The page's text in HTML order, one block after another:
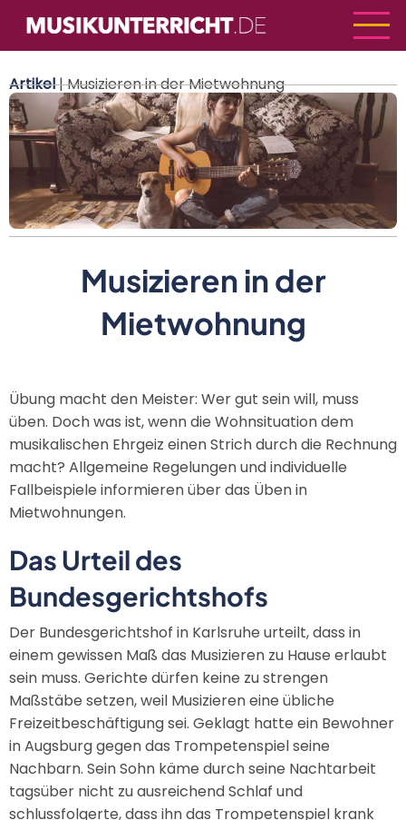
zum
Inhalt
Artikel| Musizieren in der Mietwohnung
Musizieren in der
Mietwohnung
Übung macht den Meister: Wer gut sein will, muss
üben. Doch was ist, wenn die Wohnsituation dem
musikalischen Ehrgeiz einen Strich durch die Rechnung
macht? Allgemeine Regelungen und individuelle
Fallbeispiele informieren über das Üben in
Mietwohnungen.
Das Urteil des
Bundesgerichtshofs
Der Bundesgerichtshof in Karlsruhe urteilt, dass in
einem gewissen Maß das Musizieren zu Hause erlaubt
sein muss. Gerichte dürfen keine zu strengen
Maßstäbe setzen, weil Musizieren eine übliche
Freizeitbeschäftigung sei. Geklagt hatte ein Bewohner
in Augsburg gegen das Trompetenspiel seine
Nachbarn. Sein Sohn käme durch seine Nachtarbeit
tagsüber nicht zu ausreichend Schlaf und
schlussfolgerte, dass ihn das Trompetenspiel krank